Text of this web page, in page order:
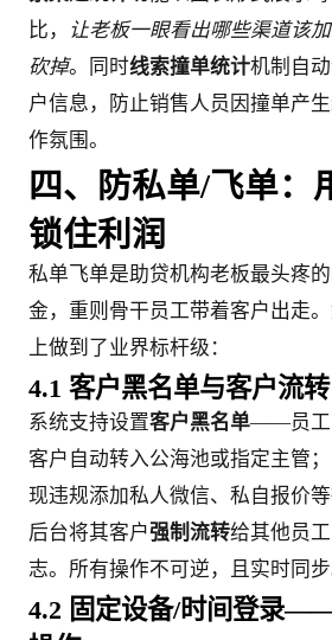
比，
让老板一眼看出哪些渠道该
砍掉。同时线索撞单统计机制自
户信息，防止销售人员因撞单产
作氛围。
四、防私单/飞单：
锁住利润
私单飞单是助贷机构老板最头疼
金，重则骨干员工带着客户出走
上做到了业界标杆级：
4.1 客户黑名单与客户流转
系统支持设置客户黑名单——员工
客户自动转入公海池或指定主管
现违规添加私人微信、私自报价
后台将其客户强制流转给其他员
志。所有操作不可逆，且实时同步
4.2 固定设备/时间登录